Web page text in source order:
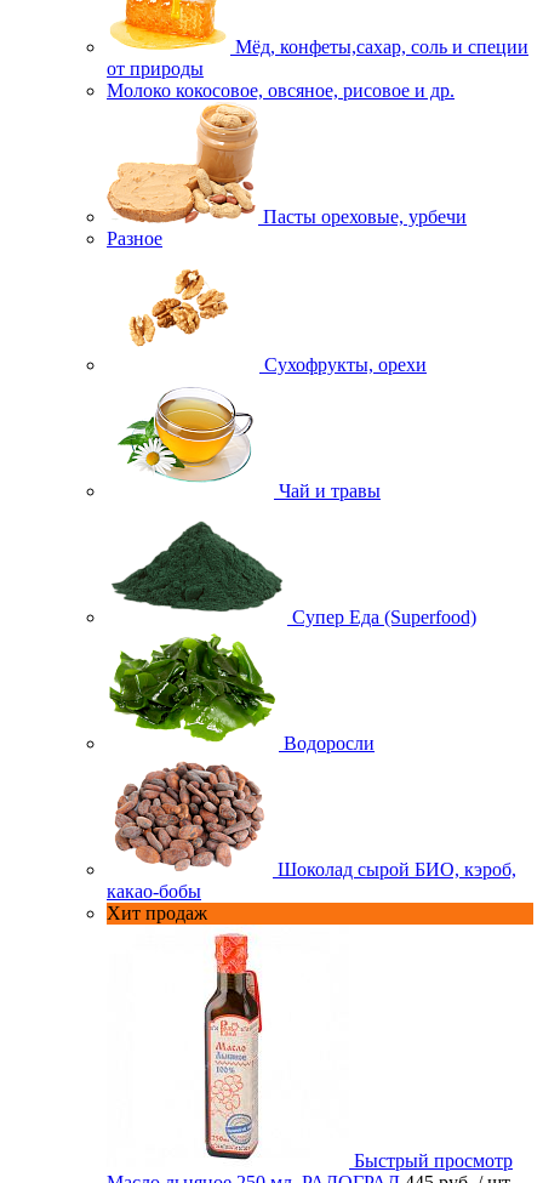
Мёд, конфеты,сахар, соль и специи
от природы
Молоко кокосовое, овсяное, рисовое и др.
Пасты ореховые, урбечи
Разное
Сухофрукты, орехи
Чай и травы
Супер Еда (Superfood)
Водоросли
Шоколад сырой БИО, кэроб,
какао-бобы
Хит продаж
Быстрый просмотр